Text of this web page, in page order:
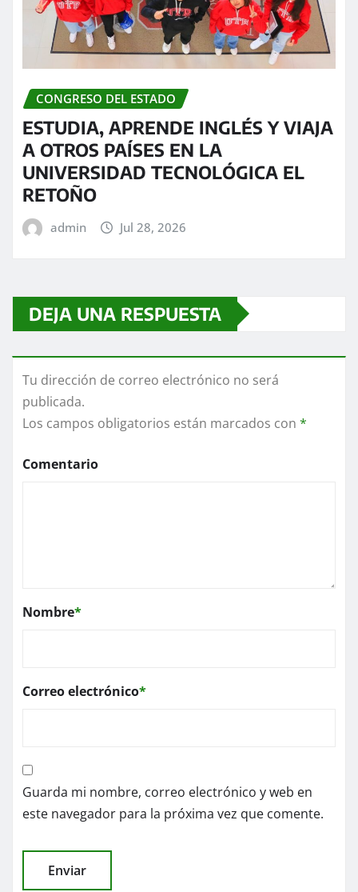
CONGRESO DEL ESTADO
ESTUDIA, APRENDE INGLÉS Y VIAJA
A OTROS PAÍSES EN LA
UNIVERSIDAD TECNOLÓGICA EL
RETOÑO
admin Jul 28, 2026
DEJA UNA RESPUESTA
Tu dirección de correo electrónico no será
publicada.
Los campos obligatorios están marcados con *
Comentario
Nombre*
Correo electrónico*
Guarda mi nombre, correo electrónico y web en
este navegador para la próxima vez que comente.